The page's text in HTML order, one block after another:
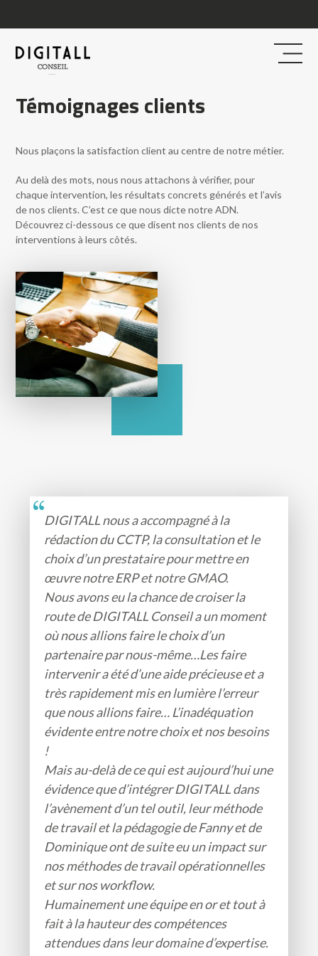
Témoignages clients
Nous plaçons la satisfaction client au centre de notre métier.
Au delà des mots, nous nous attachons à vérifier, pour
chaque intervention, les résultats concrets générés et l’avis
de nos clients. C’est ce que nous dicte notre ADN.
Découvrez ci-dessous ce que disent nos clients de nos
interventions à leurs côtés.
DIGITALL nous a accompagné à la
rédaction du CCTP, la consultation et le
choix d’un prestataire pour mettre en
œuvre notre ERP et notre GMAO.
Nous avons eu la chance de croiser la
route de DIGITALL Conseil a un moment
où nous allions faire le choix d’un
partenaire par nous-même…Les faire
intervenir a été d’une aide précieuse et a
très rapidement mis en lumière l’erreur
que nous allions faire… L’inadéquation
évidente entre notre choix et nos besoins
!
Mais au-delà de ce qui est aujourd’hui une
évidence que d’intégrer DIGITALL dans
l’avènement d’un tel outil, leur méthode
de travail et la pédagogie de Fanny et de
Dominique ont de suite eu un impact sur
nos méthodes de travail opérationnelles
et sur nos workflow.
Humainement une équipe en or et tout à
fait à la hauteur des compétences
attendues dans leur domaine d’expertise.